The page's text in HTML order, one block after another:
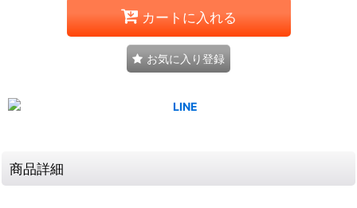
カートに入れる
お気に入り登録
商品詳細